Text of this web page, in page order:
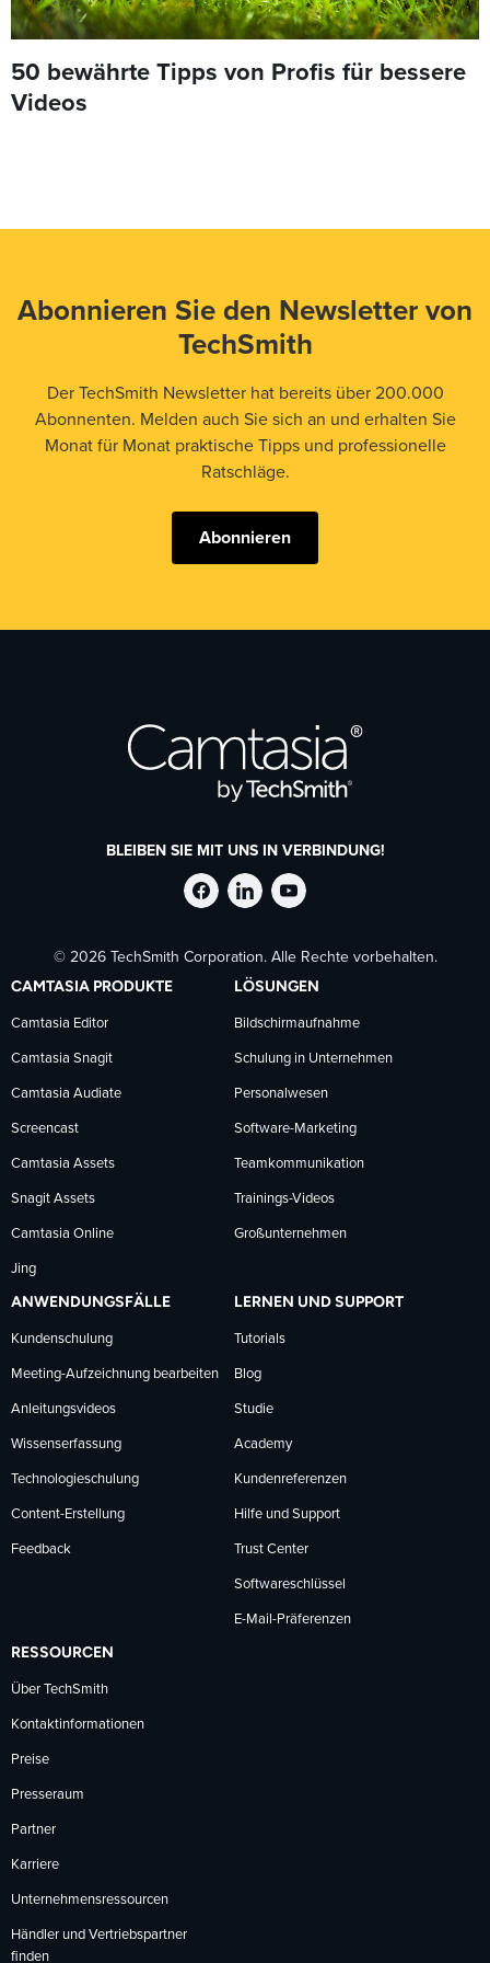
50 bewährte Tipps von Profis für bessere
Videos
Abonnieren Sie den Newsletter von
TechSmith
Der TechSmith Newsletter hat bereits über 200.000
Abonnenten. Melden auch Sie sich an und erhalten Sie
Monat für Monat praktische Tipps und professionelle
Ratschläge.
Abonnieren
BLEIBEN SIE MIT UNS IN VERBINDUNG!
TechSmith
auf
Facebook
folgen
TechSmith
auf
LinkedIn
folgen
TechSmith
auf
YouTube
folgen
© 2026 TechSmith Corporation. Alle Rechte vorbehalten.
CAMTASIA PRODUKTE
Camtasia Editor
Camtasia Snagit
Camtasia Audiate
Screencast
Camtasia Assets
Snagit Assets
Camtasia Online
Jing
LÖSUNGEN
Bildschirmaufnahme
Schulung in Unternehmen
Personalwesen
Software-Marketing
Teamkommunikation
Trainings-Videos
Großunternehmen
ANWENDUNGSFÄLLE
Kundenschulung
Meeting-Aufzeichnung bearbeiten
Anleitungsvideos
Wissenserfassung
Technologieschulung
Content-Erstellung
Feedback
LERNEN UND SUPPORT
Tutorials
Blog
Studie
Academy
Kundenreferenzen
Hilfe und Support
Trust Center
Softwareschlüssel
E-Mail-Präferenzen
RESSOURCEN
Über TechSmith
Kontaktinformationen
Preise
Presseraum
Partner
Karriere
Unternehmensressourcen
Händler und Vertriebspartner
finden